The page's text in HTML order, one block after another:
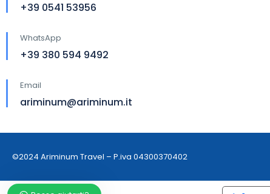
+39 0541 53956
WhatsApp
+39 380 594 9492
Email
ariminum@ariminum.it
©2024 Ariminum Travel – P.iva 04300370402